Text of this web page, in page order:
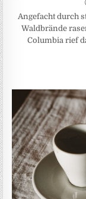
Angefacht durch
Waldbrände
Columbia rief